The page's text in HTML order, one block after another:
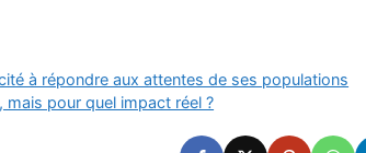
à répondre aux attentes de ses populations
pour quel impact réel ?